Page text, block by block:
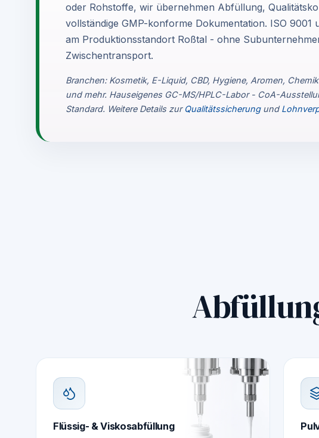
oder Rohstoffe, wir übernehmen Abfüllung,
vollständige GMP-konforme Dokumentation. ISO 9001
am Produktionsstandort Roßtal - ohne
Zwischentransport.
Branchen: Kosmetik, E-Liquid, CBD, Hygiene, Aromen,
und mehr. Hauseigenes GC-MS/HPLC-Labor - CoA-
Standard. Weitere Details zur Qualitätssicherungund
Flüssig- & Viskosabfüllung